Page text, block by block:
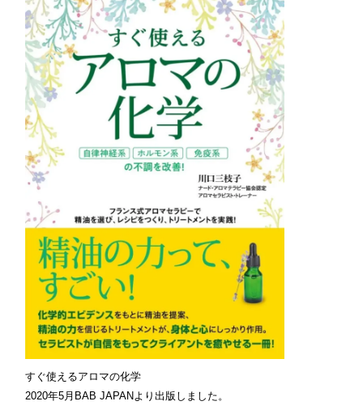
すぐ使えるアロマの化学
2020年5月BAB JAPANより出版しました。